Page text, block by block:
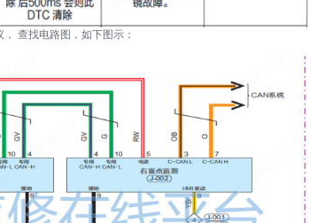
查找电路图，如下图示：